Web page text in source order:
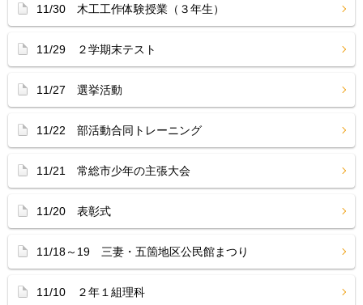
11/30 木工工作体験授業（３年生）
11/29 ２学期末テスト
11/27 選挙活動
11/22 部活動合同トレーニング
11/21 常総市少年の主張大会
11/20 表彰式
11/18～19 三妻・五箇地区公民館まつり
11/10 ２年１組理科